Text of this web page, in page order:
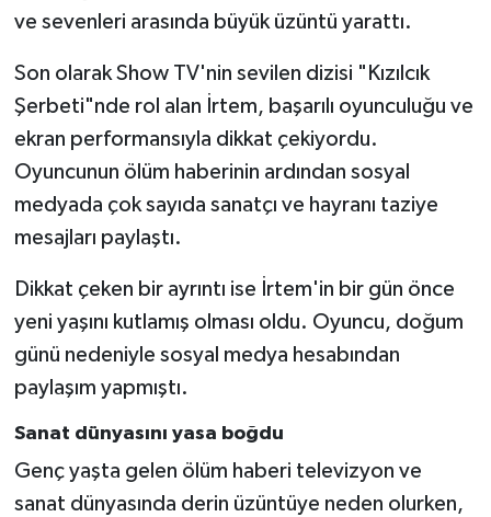
ve sevenleri arasında büyük üzüntü yarattı.
Son olarak Show TV'nin sevilen dizisi "Kızılcık
Şerbeti"nde rol alan İrtem, başarılı oyunculuğu ve
ekran performansıyla dikkat çekiyordu.
Oyuncunun ölüm haberinin ardından sosyal
medyada çok sayıda sanatçı ve hayranı taziye
mesajları paylaştı.
Dikkat çeken bir ayrıntı ise İrtem'in bir gün önce
yeni yaşını kutlamış olması oldu. Oyuncu, doğum
günü nedeniyle sosyal medya hesabından
paylaşım yapmıştı.
Sanat dünyasını yasa boğdu
Genç yaşta gelen ölüm haberi televizyon ve
sanat dünyasında derin üzüntüye neden olurken,